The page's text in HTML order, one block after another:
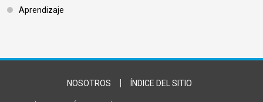
Aprendizaje
Footer Bottom
NOSOTROS ÍNDICE DEL SITIO